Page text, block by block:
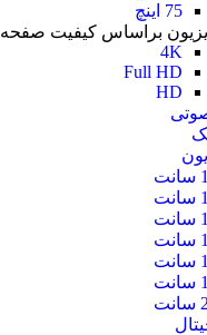
75 اینچ
براساس کیفیت صفحه
4K
Full HD
HD